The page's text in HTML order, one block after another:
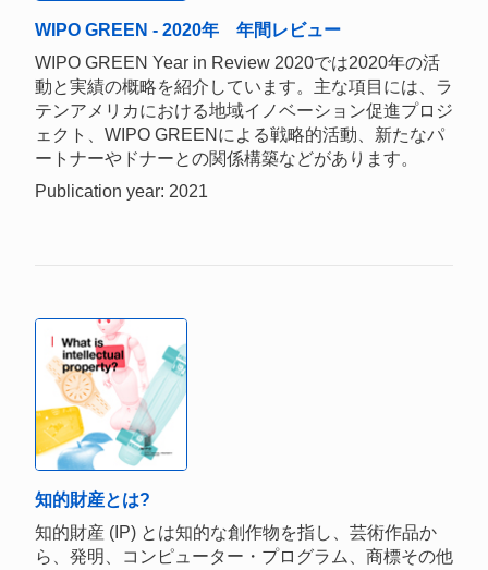
WIPO GREEN - 2020年 年間レビュー
WIPO GREEN Year in Review 2020では2020年の活
動と実績の概略を紹介しています。主な項目には、ラ
テンアメリカにおける地域イノベーション促進プロジ
ェクト、WIPO GREENによる戦略的活動、新たなパ
ートナーやドナーとの関係構築などがあります。
Publication year: 2021
知的財産とは?
知的財産 (IP) とは知的な創作物を指し、芸術作品か
ら、発明、コンピューター・プログラム、商標その他